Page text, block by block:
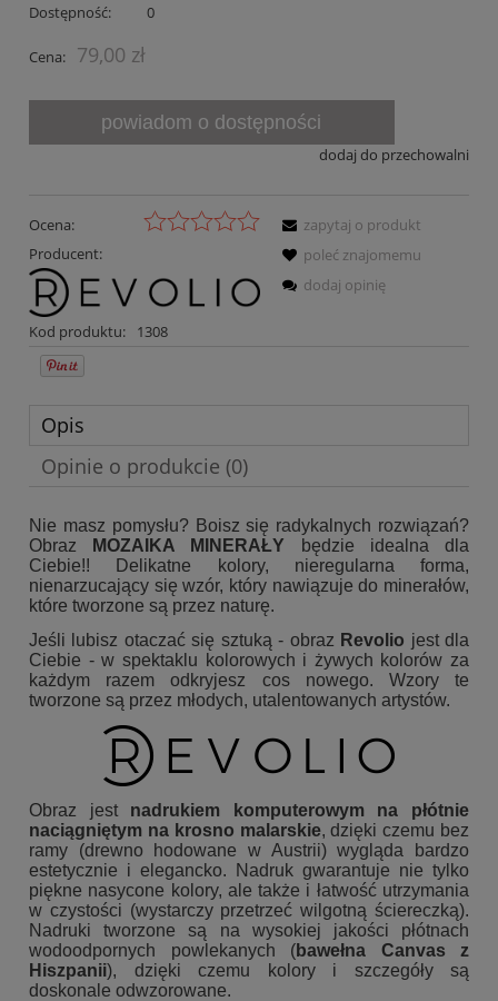
Dostępność: 0
Cena: 79,00 zł
powiadom o dostępności
dodaj do przechowalni
Ocena:
Producent:
Kod produktu: 1308
zapytaj o produkt
poleć znajomemu
dodaj opinię
Opis
Opinie o produkcie (0)
Nie masz pomysłu? Boisz się radykalnych rozwiązań?
Obraz
MOZAIKA MINERAŁY będzie idealna dla
Ciebie!! Delikatne kolory, nieregularna forma,
nienarzucający się wzór, który nawiązuje do minerałów,
które tworzone są przez naturę.
Jeśli lubisz otaczać się sztuką - obraz Revolio jest dla
Ciebie - w spektaklu kolorowych i żywych kolorów za
każdym razem odkryjesz cos nowego. Wzory te
tworzone są przez młodych, utalentowanych artystów.
Obraz jest nadrukiem komputerowym na płótnie
naciągniętym na krosno malarskie, dzięki czemu bez
ramy (drewno hodowane w Austrii) wygląda bardzo
estetycznie i elegancko. Nadruk gwarantuje nie tylko
piękne nasycone kolory, ale także i łatwość utrzymania
w czystości (wystarczy przetrzeć wilgotną ściereczką).
Nadruki tworzone są na wysokiej jakości płótnach
wodoodpornych powlekanych (bawełna Canvas z
Hiszpanii), dzięki czemu kolory i szczegóły są
doskonale odwzorowane.